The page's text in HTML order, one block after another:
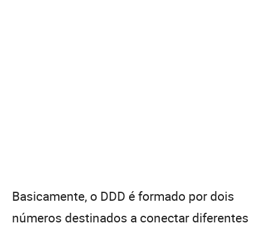
Basicamente, o DDD é formado por dois
números destinados a conectar diferentes